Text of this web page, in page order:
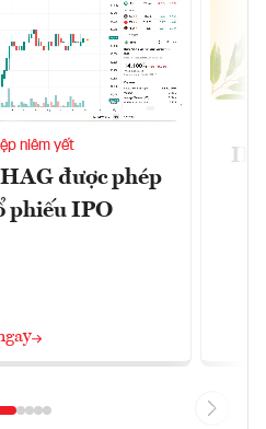
niêm yết
được phép
phiếu IPO